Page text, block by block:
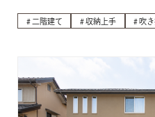
二階建て 収納上手 吹